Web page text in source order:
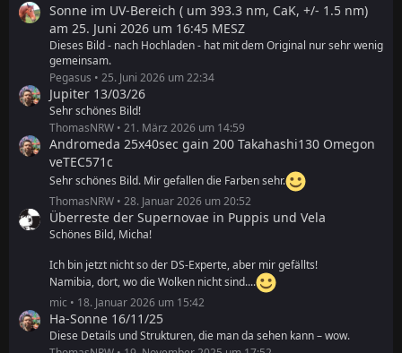
Sonne im UV-Bereich ( um 393.3 nm, CaK, +/- 1.5 nm)
am 25. Juni 2026 um 16:45 MESZ
Dieses Bild - nach Hochladen - hat mit dem Original nur sehr wenig
gemeinsam.
Pegasus
25. Juni 2026 um 22:34
Jupiter 13/03/26
Sehr schönes Bild!
ThomasNRW
21. März 2026 um 14:59
Andromeda 25x40sec gain 200 Takahashi130 Omegon
veTEC571c
Sehr schönes Bild. Mir gefallen die Farben sehr.
ThomasNRW
28. Januar 2026 um 20:52
Überreste der Supernovae in Puppis und Vela
Schönes Bild, Micha!
Ich bin jetzt nicht so der DS-Experte, aber mir gefällts!
Namibia, dort, wo die Wolken nicht sind....
mic
18. Januar 2026 um 15:42
Ha-Sonne 16/11/25
Diese Details und Strukturen, die man da sehen kann – wow.